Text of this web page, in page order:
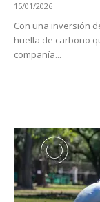
15/01/2026
Con una inversión
huella de carbono
compañía...